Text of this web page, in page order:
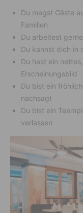
Du magst Gäste
Familien
Du arbeitest
Du kannst dich in
Du hast ein
Erscheinungsbild
Du bist ein
nachsagt
Du bist ein
verlassen